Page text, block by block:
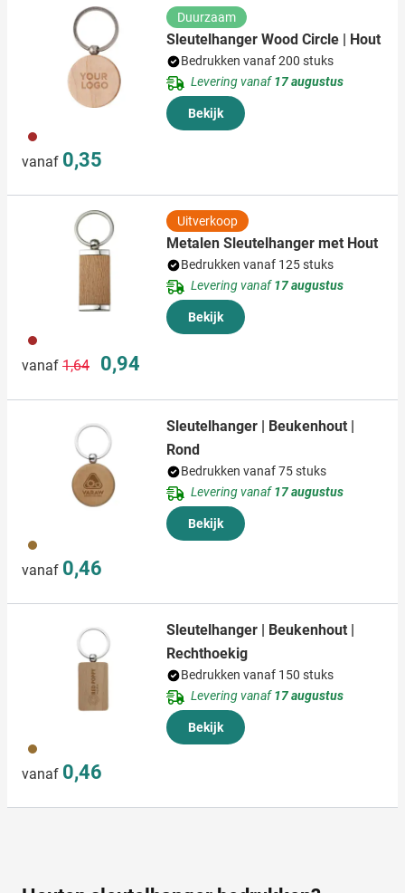
011
vanaf 0,35
Duurzaam
Sleutelhanger Wood Circle | Hout
Bedrukken vanaf 200 stuks
Levering vanaf17 augustus
Bekijk
011
vanaf Normale prijs
1,64 Speciale prijs
0,94
Uitverkoop
Metalen Sleutelhanger met Hout
Bedrukken vanaf 125 stuks
Levering vanaf17 augustus
Bekijk
945
vanaf 0,46
Sleutelhanger | Beukenhout |
Rond
Bedrukken vanaf 75 stuks
Levering vanaf17 augustus
Bekijk
945
vanaf 0,46
Sleutelhanger | Beukenhout |
Rechthoekig
Bedrukken vanaf 150 stuks
Levering vanaf17 augustus
Bekijk